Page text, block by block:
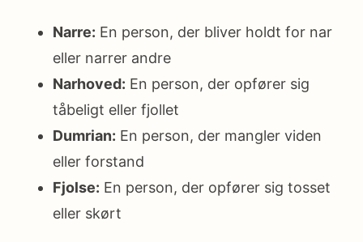
Narre: En person, der bliver holdt for nar
eller narrer andre
Narhoved: En person, der opfører sig
tåbeligt eller fjollet
Dumrian: En person, der mangler viden
eller forstand
Fjolse: En person, der opfører sig tosset
eller skørt